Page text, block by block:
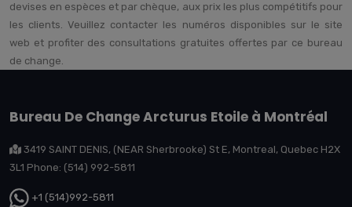
devises en espèces et par chèque, aux prix les plus compétitifs pour
les clients. Veuillez contacter les numéros disponibles sur le site
web et profiter des consultations gratuites offertes par ce bureau
de change.
Bureau De Change Arcturus Etoile à Montréal
3419 SAINT DENIS, (NEAR Sherbrooke) St E, Montreal, Quebec H2X
3L1 Phone: (514) 992-5811
+1 (514)992-5811